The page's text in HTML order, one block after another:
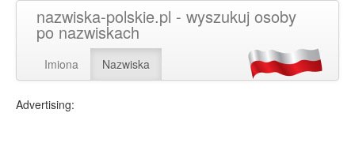
nazwiska-polskie.pl - wyszukuj osoby
po nazwiskach
Imiona Nazwiska
Advertising: